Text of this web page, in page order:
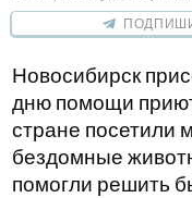
Новосибирск
дню помощи
стране посетили
бездомные
помогли решить